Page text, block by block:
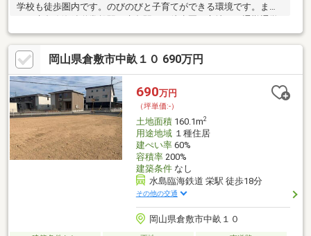
学校も徒歩圏内です。のびのびと子育てができる環境です。ま
た、水島臨海鉄道常盤駅・水島駅から徒歩圏の立地で、通勤通学
等の利便性もあります。（掲載物件のみでなく、他の販売区画も
ございます。）
岡山県倉敷市中畝１０ 690万円
690万円
（坪単価:-）
土地面積160.1m2
用途地域１種住居
建ぺい率60%
容積率200%
建築条件なし
水島臨海鉄道 栄駅 徒歩18分
その他の交通
岡山県倉敷市中畝１０